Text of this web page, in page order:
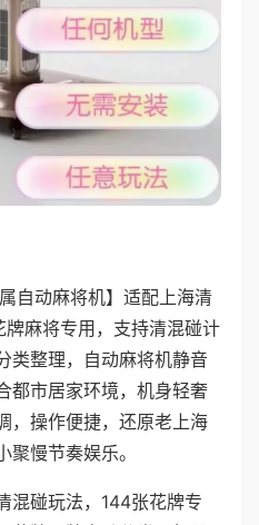
属自动麻将机】适配上海清
麻将专用，支持清混碰计
类整理，自动麻将机静音
都市居家环境，机身轻奢
，操作便捷，还原老上海
慢节奏娱乐。
混碰玩法，144张花牌专